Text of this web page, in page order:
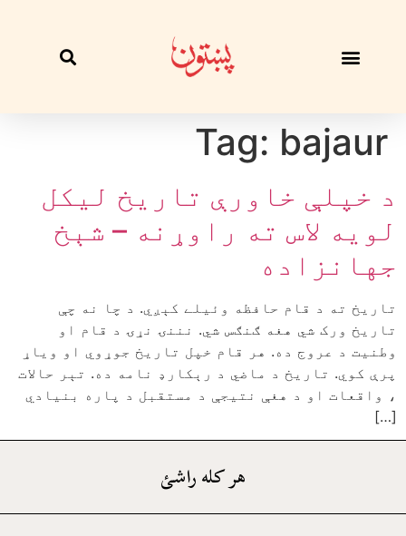
Tag: bajaur
د خپلې خاورې تاريخ ليکل
لويه لاس ته راوړنه – شېخ
جهانزاده
تاريخ ته د قام حافظه وئيلے کېږي. د چا نه چې
تاريخ ورک شي هغه ګنګس شي. نننۍ نړۍ د قام او
وطنيت د عروج ده. هر قام خپل تاريخ جوړوي او وياړ
پرې کوي. تاريخ د ماضي د رېکارډ نامه ده. تېر حالات
، واقعات او د هغې نتيجې د مستقبل د پاره بنيادي
[…]
هر کله راشئ